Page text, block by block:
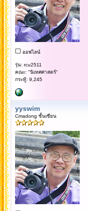
ออฟไลน์
รุ่น: rcu2511
คณะ: "นิเทศศาสตร์"
กระทู้: 9,245
yyswim
Cmadong ชั้นเซียน